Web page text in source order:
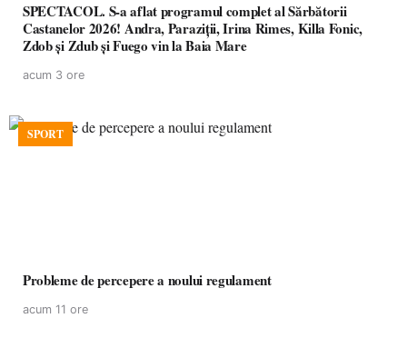
SPECTACOL. S-a aflat programul complet al Sărbătorii
Castanelor 2026! Andra, Paraziții, Irina Rimes, Killa Fonic,
Zdob și Zdub și Fuego vin la Baia Mare
acum 3 ore
SPORT
Probleme de percepere a noului regulament
acum 11 ore